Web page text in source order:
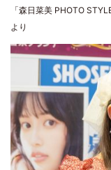
「森日菜美 PHOTO
より